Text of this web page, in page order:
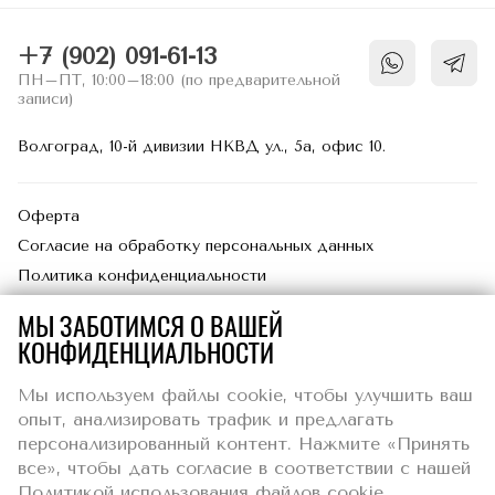
+7 (902) 091-61-13
ПН–ПТ, 10:00–18:00 (по предварительной
записи)
Волгоград, 10-й дивизии НКВД ул., 5а, офис 10.
Оферта
Согласие на обработку персональных данных
Политика конфиденциальности
ИП Журина Александра Валерьевна
4000125, наб. Волжской флотилии, д. 37, кв./оф. 251, Волгоград.
обл. г. Волгоград
ИНН : 344105060833
МЫ ЗАБОТИМСЯ О ВАШЕЙ
КОНФИДЕНЦИАЛЬНОСТИ
Мы используем файлы cookie, чтобы улучшить ваш
опыт, анализировать трафик и предлагать
персонализированный контент. Нажмите «Принять
все», чтобы дать согласие в соответствии с нашей
обычного или работать со сбоями.
COOKIES
источников трафика, чтобы оценивать и
улучшать работу нашего веб-сайта.
Благодаря им мы знаем, какие страницы
являются наиболее и наименее
популярными, и видим, каким образом
посетители перемещаются по веб-сайту.
Все данные, собираемые при помощи
этих cookie, обезличены и группируются в
статистику без персонализации
пользователей. То есть, являются
анонимными. Если вы не одобрите